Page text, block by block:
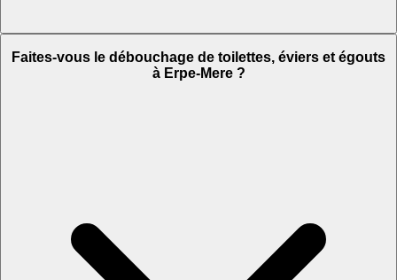
Faites-vous le débouchage de toilettes, éviers et égouts
à Erpe-Mere ?